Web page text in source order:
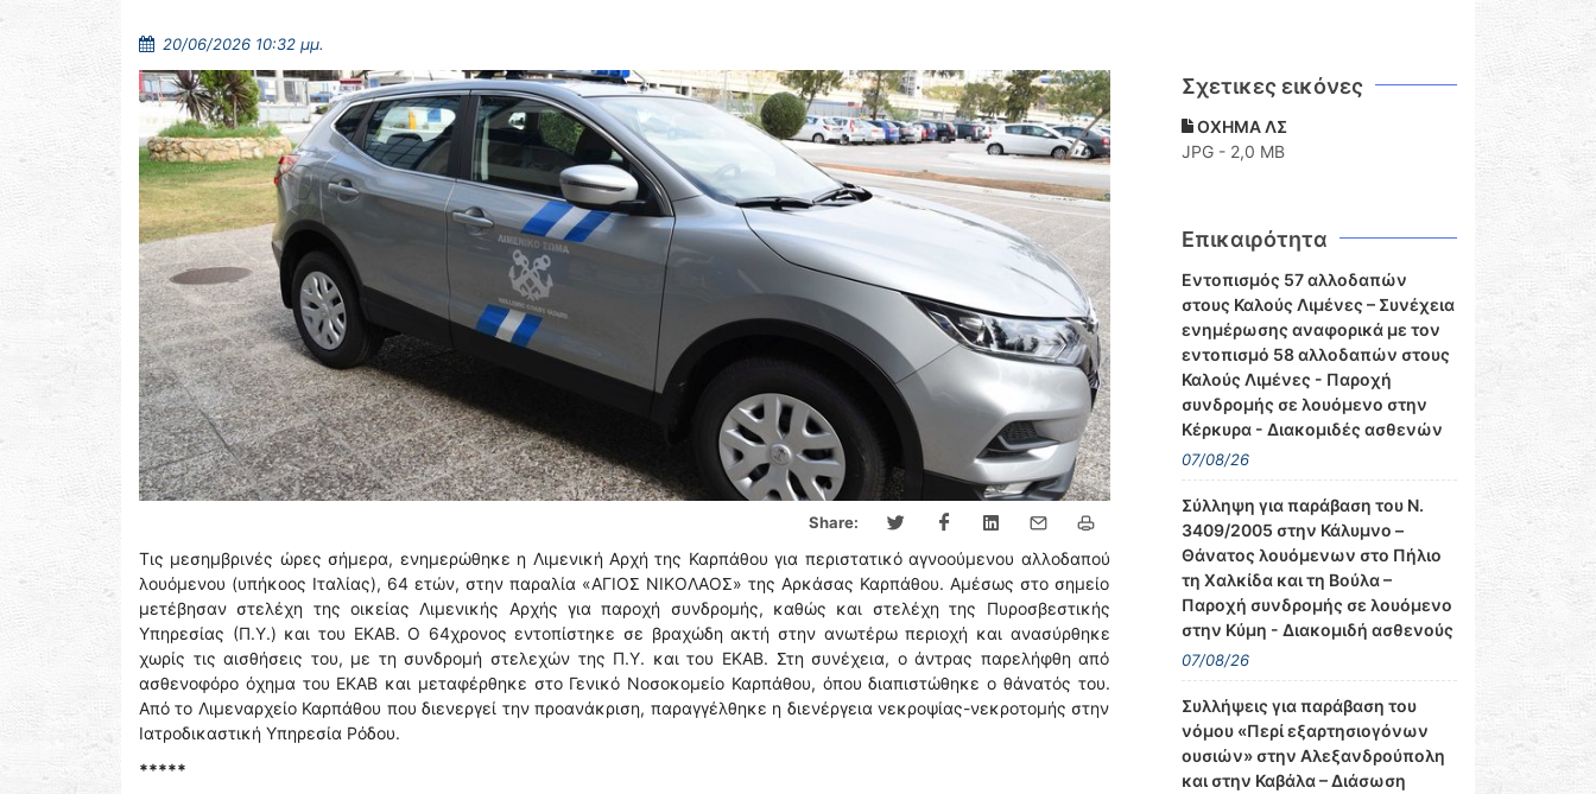
20/06/2026 10:32 μμ.
Share:
Τις μεσημβρινές ώρες σήμερα, ενημερώθηκε η Λιμενική Αρχή της Καρπάθου για περιστατικό αγνοούμενου αλλοδαπού
λουόμενου (υπήκοος Ιταλίας), 64 ετών, στην παραλία «ΑΓΙΟΣ ΝΙΚΟΛΑΟΣ» της Αρκάσας Καρπάθου. Αμέσως στο σημείο
μετέβησαν στελέχη της οικείας Λιμενικής Αρχής για παροχή συνδρομής, καθώς και στελέχη της Πυροσβεστικής
Υπηρεσίας (Π.Υ.) και του ΕΚΑΒ. Ο 64χρονος εντοπίστηκε σε βραχώδη ακτή στην ανωτέρω περιοχή και ανασύρθηκε
χωρίς τις αισθήσεις του, με τη συνδρομή στελεχών της Π.Υ. και του ΕΚΑΒ. Στη συνέχεια, ο άντρας παρελήφθη από
ασθενοφόρο όχημα του ΕΚΑΒ και μεταφέρθηκε στο Γενικό Νοσοκομείο Καρπάθου, όπου διαπιστώθηκε ο θάνατός του.
Από το Λιμεναρχείο Καρπάθου που διενεργεί την προανάκριση, παραγγέλθηκε η διενέργεια νεκροψίας-νεκροτομής στην
Ιατροδικαστική Υπηρεσία Ρόδου.
*****
Σχετικες εικόνες
ΟΧΗΜΑ ΛΣ
JPG - 2,0 MB
Επικαιρότητα
Εντοπισμός 57 αλλοδαπών
στους Καλούς Λιμένες – Συνέχεια
ενημέρωσης αναφορικά με τον
εντοπισμό 58 αλλοδαπών στους
Καλούς Λιμένες - Παροχή
συνδρομής σε λουόμενο στην
Κέρκυρα - Διακομιδές ασθενών
07/08/26
Σύλληψη για παράβαση του Ν.
3409/2005 στην Κάλυμνο –
Θάνατος λουόμενων στο Πήλιο
τη Χαλκίδα και τη Βούλα –
Παροχή συνδρομής σε λουόμενο
στην Κύμη - Διακομιδή ασθενούς
07/08/26
Συλλήψεις για παράβαση του
νόμου «Περί εξαρτησιογόνων
ουσιών» στην Αλεξανδρούπολη
και στην Καβάλα – Διάσωση